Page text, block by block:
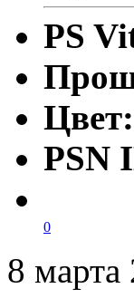
PS
Цвет:
PSN
0
8 марта